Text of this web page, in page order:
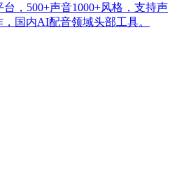
，500+声音1000+风格，支持声
国内AI配音领域头部工具。